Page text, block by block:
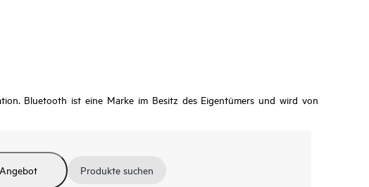
Bluetooth ist eine Marke im Besitz des Eigentümers und wird von
Produkte suchen